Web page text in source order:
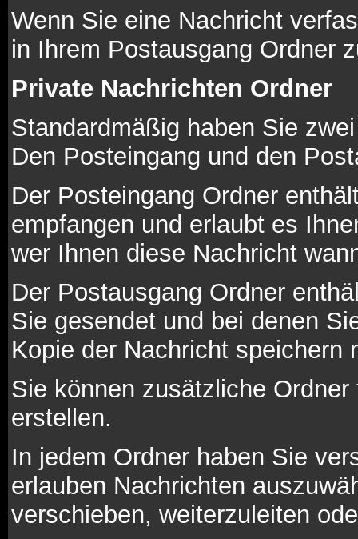
Wenn Sie eine Nachricht
in Ihrem Postausgang Ordner
Private Nachrichten Ordner
Standardmäßig haben Sie
Den Posteingang und den
Der Posteingang Ordner
empfangen und erlaubt es
wer Ihnen diese Nachricht
Der Postausgang Ordner
Sie gesendet und bei denen
Kopie der Nachricht speichern
Sie können zusätzliche
erstellen.
In jedem Ordner haben Sie
erlauben Nachrichten
verschieben, weiterzuleiten